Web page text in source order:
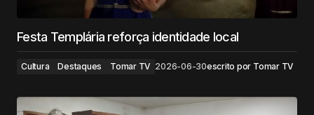
Festa Templária reforça identidade local
Cultura Destaques Tomar TV 2026-06-30escrito por Tomar TV